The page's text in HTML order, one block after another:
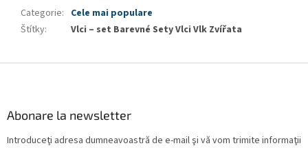
Categorie: Cele mai populare
Štítky: Vlci – set Barevné Sety Vlci Vlk Zvířata
Abonare la newsletter
Introduceţi adresa dumneavoastră de e-mail şi vă vom trimite informaţii